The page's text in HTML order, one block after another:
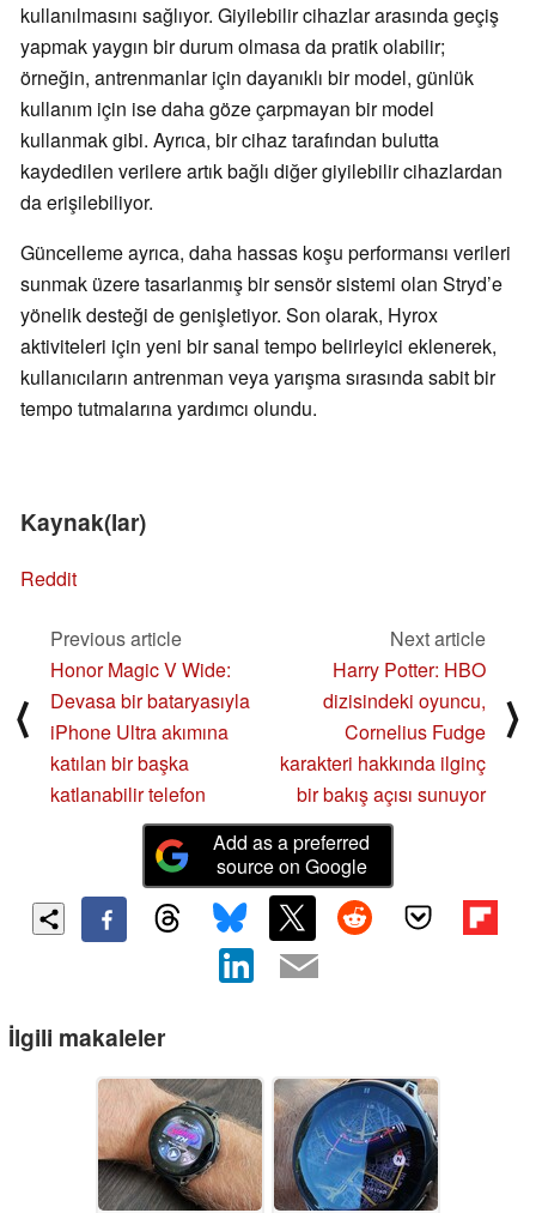
kullanılmasını sağlıyor. Giyilebilir cihazlar arasında geçiş
yapmak yaygın bir durum olmasa da pratik olabilir;
örneğin, antrenmanlar için dayanıklı bir model, günlük
kullanım için ise daha göze çarpmayan bir model
kullanmak gibi. Ayrıca, bir cihaz tarafından bulutta
kaydedilen verilere artık bağlı diğer giyilebilir cihazlardan
da erişilebiliyor.
Güncelleme ayrıca, daha hassas koşu performansı verileri
sunmak üzere tasarlanmış bir sensör sistemi olan Stryd’e
yönelik desteği de genişletiyor. Son olarak, Hyrox
aktiviteleri için yeni bir sanal tempo belirleyici eklenerek,
kullanıcıların antrenman veya yarışma sırasında sabit bir
tempo tutmalarına yardımcı olundu.
Kaynak(lar)
Reddit
⟨
Previous article
Honor Magic V Wide:
Devasa bir bataryasıyla
iPhone Ultra akımına
katılan bir başka
katlanabilir telefon
Next article
Harry Potter: HBO
dizisindeki oyuncu,
Cornelius Fudge
karakteri hakkında ilginç
bir bakış açısı sunuyor
⟩
Add as a preferred
source on Google
İlgili makaleler